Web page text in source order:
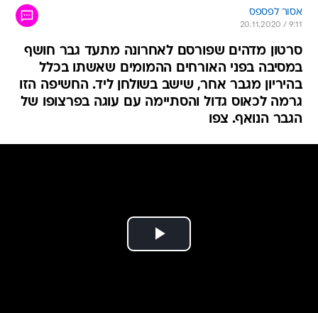
אסור לפספס
20.11.2020 / 9:11
סרטון מדהים שפורסם לאחרונה מתעד גבר חושף
במסיבה בפני האורחים ההמומים שאשתו בכלל
בהיריון מגבר אחר, שישב בשולחן ליד. החשיפה הזו
גרמה לכאוס גדול והסתיימה עם עוגה בפרצופו של
הגבר הנואף. צפו